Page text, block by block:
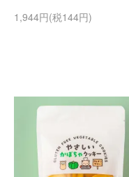
1,944円(税144円)